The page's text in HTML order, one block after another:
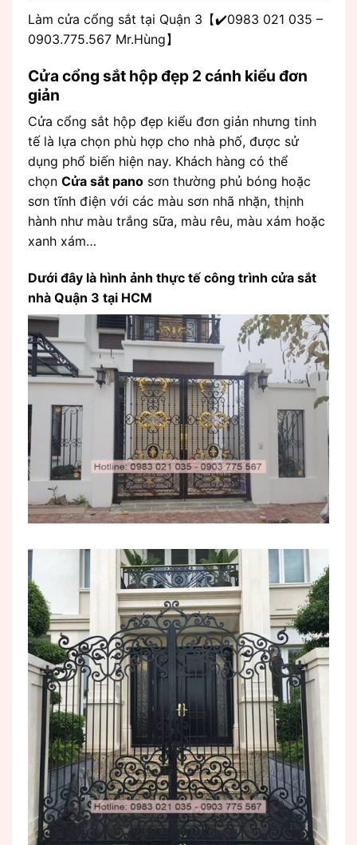
Làm cửa cổng sắt tại Quận 3【✔️0983 021 035 –
0903.775.567 Mr.Hùng】
Cửa cổng sắt hộp đẹp 2 cánh kiểu đơn
giản
Cửa cổng sắt hộp đẹp kiểu đơn giản nhưng tinh
tế là lựa chọn phù hợp cho nhà phố, được sử
dụng phổ biến hiện nay. Khách hàng có thể
chọn Cửa sắt pano sơn thường phủ bóng hoặc
sơn tĩnh điện với các màu sơn nhã nhặn, thịnh
hành như màu trắng sữa, màu rêu, màu xám hoặc
xanh xám…
Dưới đây là hình ảnh thực tế công trình cửa sắt
nhà Quận 3 tại HCM